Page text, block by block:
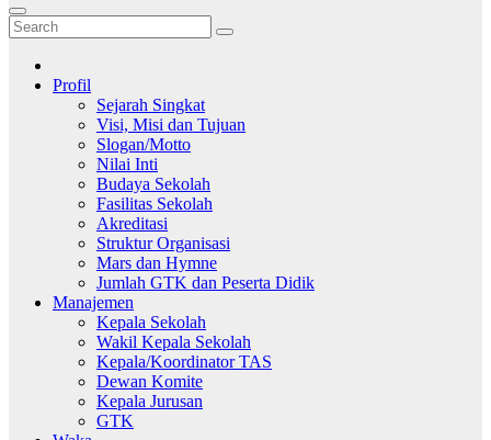
Profil
Sejarah Singkat
Visi, Misi dan Tujuan
Slogan/Motto
Nilai Inti
Budaya Sekolah
Fasilitas Sekolah
Akreditasi
Struktur Organisasi
Mars dan Hymne
Jumlah GTK dan Peserta Didik
Manajemen
Kepala Sekolah
Wakil Kepala Sekolah
Kepala/Koordinator TAS
Dewan Komite
Kepala Jurusan
GTK